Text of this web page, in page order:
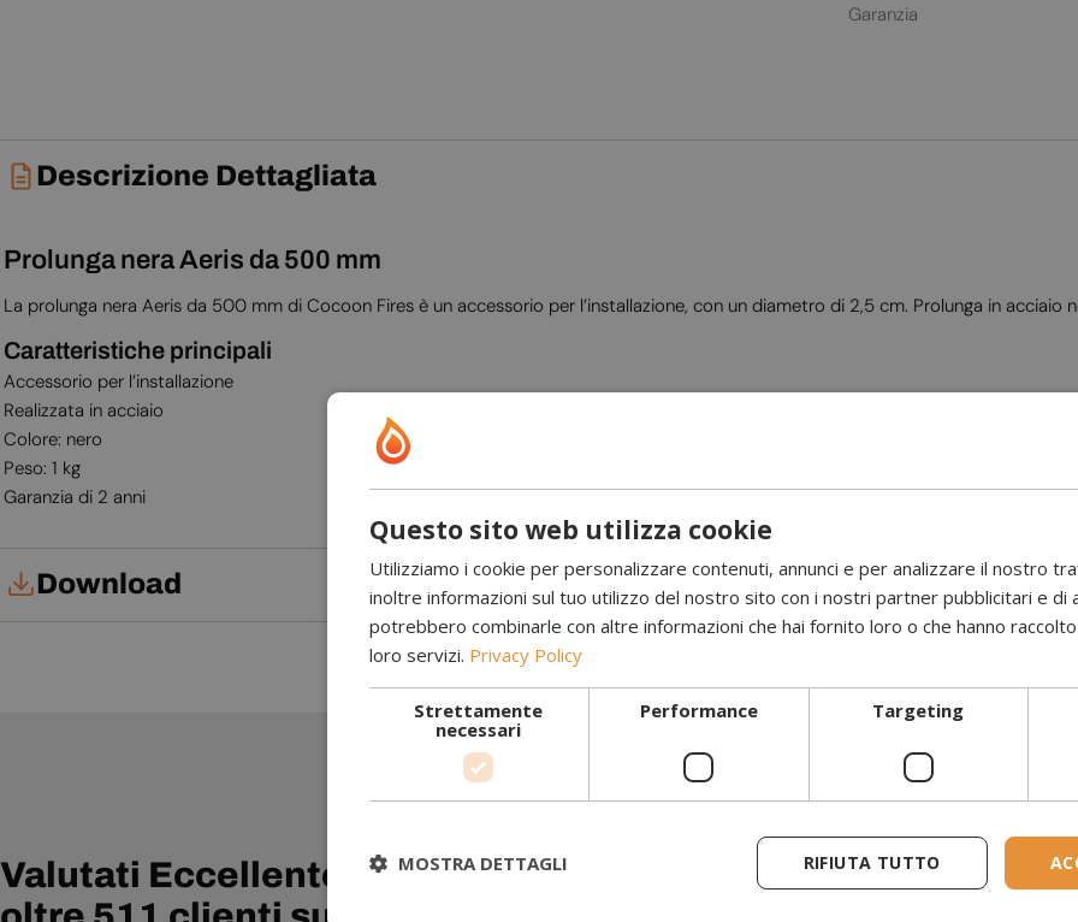
Garanzia
Descrizione Dettagliata
Prolunga nera Aeris da 500 mm
La prolunga nera Aeris da 500 mm di Cocoon Fires è un accessorio per l’installazione, con un diametro di 2,5 cm. Prolunga in
Caratteristiche principali
Accessorio per l’installazione
Realizzata in acciaio
Colore: nero
Peso: 1 kg
Garanzia di 2 anni
Download
Valutati Eccellente da
ragionevoli, lo consiglio vivamente.
Ha un
Questo sito web utilizza cookie
Utilizziamo i cookie per personalizzare contenuti, annunci e per analizzare il nostro
inoltre informazioni sul tuo utilizzo del nostro sito con i nostri partner pubblicitari e di
potrebbero combinarle con altre informazioni che hai fornito loro o che hanno
loro servizi. Privacy Policy
Strettamente
necessari
Performance Targeting
RIFIUTA TUTTO
MOSTRA DETTAGLI